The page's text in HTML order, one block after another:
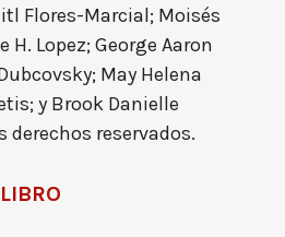
Flores-Marcial; Moisés
H. Lopez; George Aaron
May Helena
y Brook Danielle
derechos reservados.